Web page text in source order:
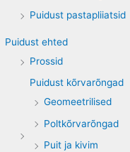
Puidust pastapliiatsid
Puidust ehted
Prossid
Puidust kõrvarõngad
Geomeetrilised
Poltkõrvarõngad
Puit ja kivim